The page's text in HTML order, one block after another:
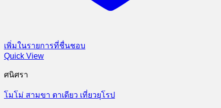
เพิ่มในรายการที่ชื่นชอบ
Quick View
ศนิศรา
โมโม่ สามขา ตาเดียว เที่ยวยุโรป